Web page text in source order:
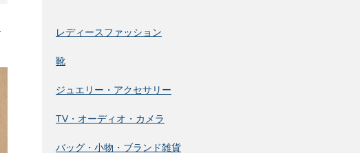
レディースファッション
靴
ジュエリー・アクセサリー
TV・オーディオ・カメラ
バッグ・小物・ブランド雑貨